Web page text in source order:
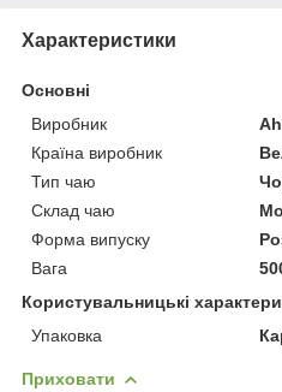
Характеристики
Основні
Виробник
Країна виробник
Тип чаю
Склад чаю
Форма випуску
Вага
Користувальницькі
Упаковка
Приховати